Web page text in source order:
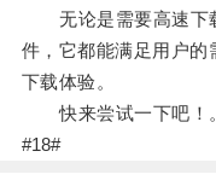
无论是需要高速下
件，它都能满足用户的
下载体验。
快来尝试一下吧！
#18#